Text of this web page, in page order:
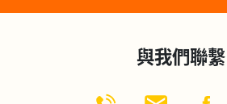
與我們聯繫